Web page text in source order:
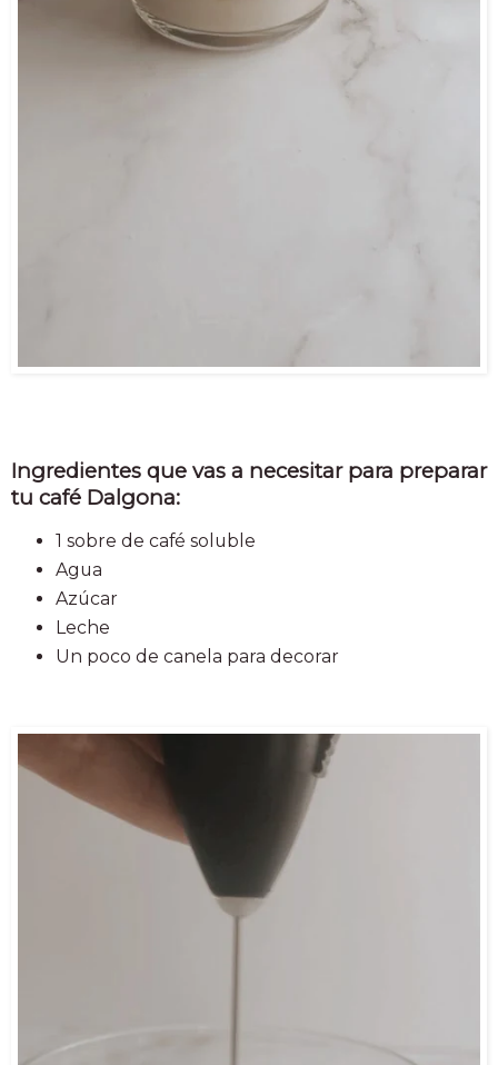
Ingredientes que vas a necesitar para preparar
tu café Dalgona:
1 sobre de café soluble
Agua
Azúcar
Leche
Un poco de canela para decorar